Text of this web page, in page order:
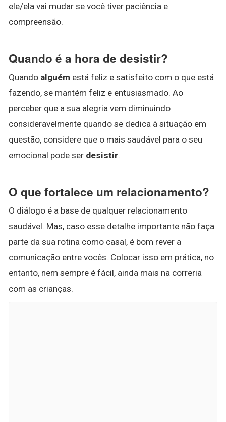
ele/ela vai mudar se você tiver paciência e
compreensão.
Quando é a hora de desistir?
Quando alguém está feliz e satisfeito com o que está
fazendo, se mantém feliz e entusiasmado. Ao
perceber que a sua alegria vem diminuindo
consideravelmente quando se dedica à situação em
questão, considere que o mais saudável para o seu
emocional pode ser desistir.
O que fortalece um relacionamento?
O diálogo é a base de qualquer relacionamento
saudável. Mas, caso esse detalhe importante não faça
parte da sua rotina como casal, é bom rever a
comunicação entre vocês. Colocar isso em prática, no
entanto, nem sempre é fácil, ainda mais na correria
com as crianças.